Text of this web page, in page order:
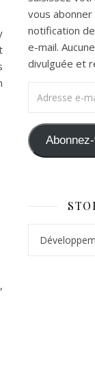
vous
notification
e-mail.
divulguée et